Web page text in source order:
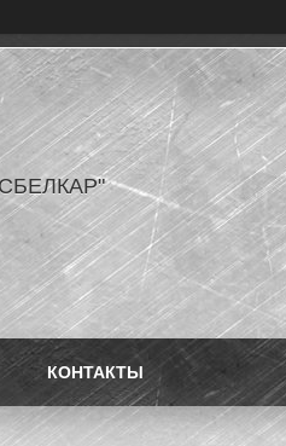
КОНТАКТЫ